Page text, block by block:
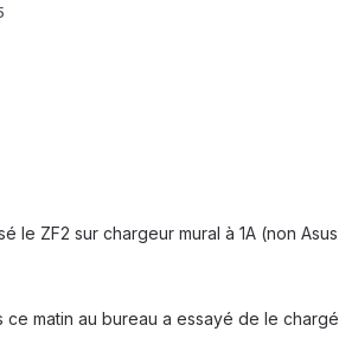
le ZF2 sur chargeur mural à 1A (non
ce matin au bureau a essayé de le